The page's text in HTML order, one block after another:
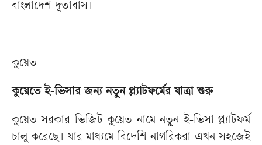
বাংলাদেশ দূতাবাস।
কুয়েত
কুয়েতে ই-ভিসার জন্য নতুন প্ল্যাটফর্মের যাত্রা শুরু
কুয়েত সরকার ভিজিট কুয়েত নামে নতুন ই-ভিসা প্ল্যাটফর্ম
চালু করেছে। যার মাধ্যমে বিদেশি নাগরিকরা এখন সহজেই